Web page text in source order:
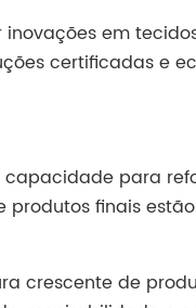
em
certificadas e
para
finais
crescente de